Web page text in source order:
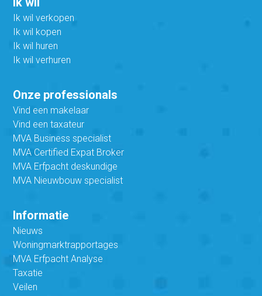
Ik wil verkopen
Ik wil kopen
Ik wil huren
Ik wil verhuren
Onze professionals
Vind een makelaar
Vind een taxateur
MVA Business specialist
MVA Certified Expat Broker
MVA Erfpacht deskundige
MVA Nieuwbouw specialist
Informatie
Nieuws
Woningmarktrapportages
MVA Erfpacht Analyse
Taxatie
Veilen